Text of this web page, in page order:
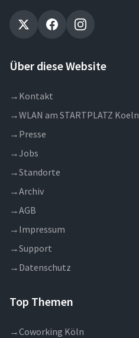
Über diese Website
→ Kontakt
→WLAN am STARTPLATZ Koeln
→ Presse
→Jobs
→Standorte
→Archiv
→AGB
→ Impressum
→Support
→ Datenschutz
Top Themen
→Coworking Köln